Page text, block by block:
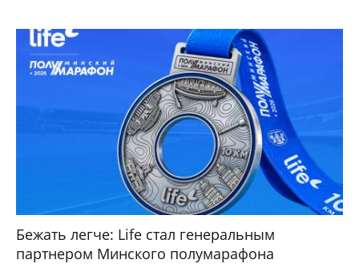
Бежать легче: Life стал генеральным
партнером Минского полумарафона